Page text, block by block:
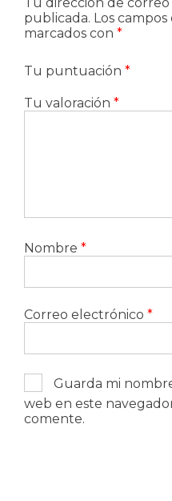
publicada. Los
marcados con *
Tu puntuación *
Tu valoración *
Nombre *
Correo electrónico *
Guarda mi
web en este
comente.